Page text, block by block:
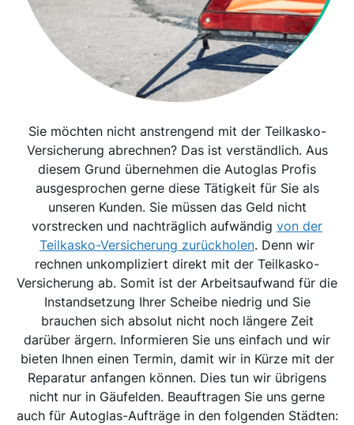
Sie möchten nicht anstrengend mit der Teilkasko-
Versicherung abrechnen? Das ist verständlich. Aus
diesem Grund übernehmen die Autoglas Profis
ausgesprochen gerne diese Tätigkeit für Sie als
unseren Kunden. Sie müssen das Geld nicht
vorstrecken und nachträglich aufwändig von der
Teilkasko-Versicherung zurückholen. Denn wir
rechnen unkompliziert direkt mit der Teilkasko-
Versicherung ab. Somit ist der Arbeitsaufwand für die
Instandsetzung Ihrer Scheibe niedrig und Sie
brauchen sich absolut nicht noch längere Zeit
darüber ärgern. Informieren Sie uns einfach und wir
bieten Ihnen einen Termin, damit wir in Kürze mit der
Reparatur anfangen können. Dies tun wir übrigens
nicht nur in Gäufelden. Beauftragen Sie uns gerne
auch für Autoglas-Aufträge in den folgenden Städten: